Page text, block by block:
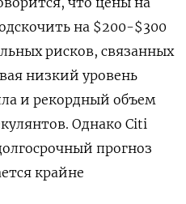
на $200-$300
рисков, связанных
низкий уровень
и рекордный объем
Однако Citi
прогноз
крайне